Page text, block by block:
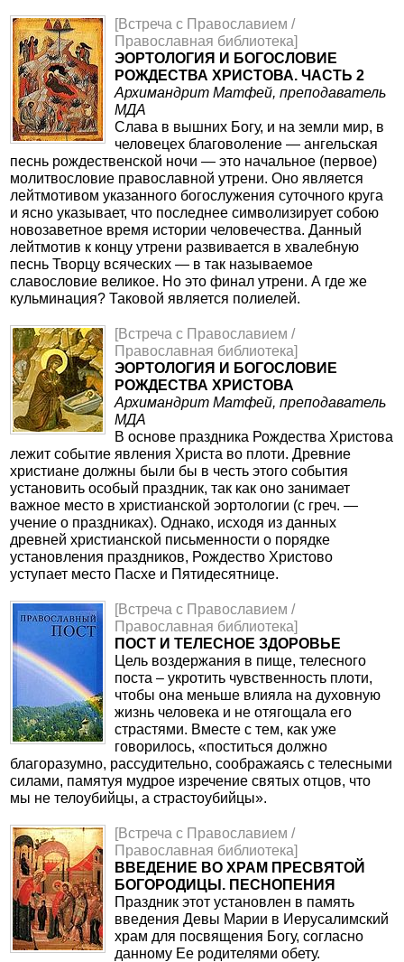
[Встреча с Православием /
Православная библиотека]
ЭОРТОЛОГИЯ И БОГОСЛОВИЕ
РОЖДЕСТВА ХРИСТОВА. ЧАСТЬ 2
Архимандрит Матфей, преподаватель
МДА
Слава в вышних Богу, и на земли мир, в
человецех благоволение — ангельская
песнь рождественской ночи — это начальное (первое)
молитвословие православной утрени. Оно является
лейтмотивом указанного богослужения суточного круга
и ясно указывает, что последнее символизирует собою
новозаветное время истории человечества. Данный
лейтмотив к концу утрени развивается в хвалебную
песнь Творцу всяческих — в так называемое
славословие великое. Но это финал утрени. А где же
кульминация? Таковой является полиелей.
[Встреча с Православием /
Православная библиотека]
ЭОРТОЛОГИЯ И БОГОСЛОВИЕ
РОЖДЕСТВА ХРИСТОВА
Архимандрит Матфей, преподаватель
МДА
В основе праздника Рождества Христова
лежит событие явления Христа во плоти. Древние
христиане должны были бы в честь этого события
установить особый праздник, так как оно занимает
важное место в христианской эортологии (с греч. —
учение о праздниках). Однако, исходя из данных
древней христианской письменности о порядке
установления праздников, Рождество Христово
уступает место Пасхе и Пятидесятнице.
[Встреча с Православием /
Православная библиотека]
ПОСТ И ТЕЛЕСНОЕ ЗДОРОВЬЕ
Цель воздержания в пище, телесного
поста – укротить чувственность плоти,
чтобы она меньше влияла на духовную
жизнь человека и не отягощала его
страстями. Вместе с тем, как уже
говорилось, «поститься должно
благоразумно, рассудительно, соображаясь с телесными
силами, памятуя мудрое изречение святых отцов, что
мы не телоубийцы, а страстоубийцы».
[Встреча с Православием /
Православная библиотека]
ВВЕДЕНИЕ ВО ХРАМ ПРЕСВЯТОЙ
БОГОРОДИЦЫ. ПЕСНОПЕНИЯ
Праздник этот установлен в память
введения Девы Марии в Иерусалимский
храм для посвящения Богу, согласно
данному Ее родителями обету.